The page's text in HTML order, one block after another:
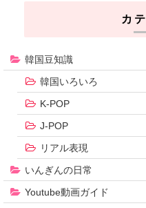
カ
韓国豆知識
韓国いろいろ
K-POP
J-POP
リアル表現
いんぎんの日常
Youtube動画ガイド